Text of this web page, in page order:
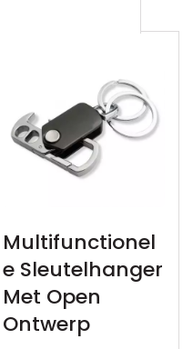
Multifunctionel
E Sleutelhanger
Met Open
Ontwerp